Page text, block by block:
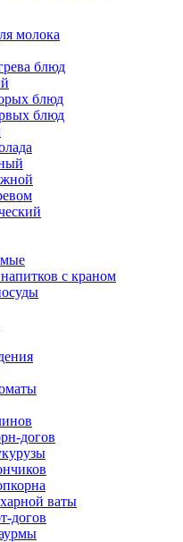
молока
блюд
блюд
блюд
с краном
догов
ваты
догов